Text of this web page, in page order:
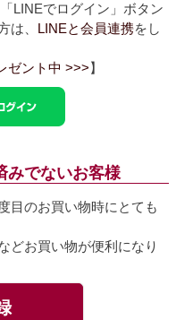
LINEでログイン」ボタン
は、 LINEと会員連携をし
ゼント中 >>>】
みでないお客様
目のお買い物時にとても
どお買い物が便利になり